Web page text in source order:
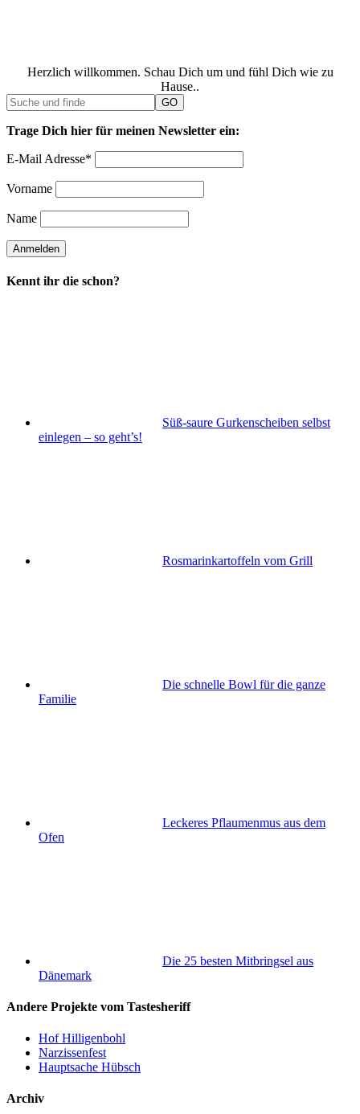
Herzlich willkommen. Schau Dich um und fühl Dich wie zu
Hause..
Trage Dich hier für meinen Newsletter ein:
E-Mail Adresse*
Vorname
Name
Kennt ihr die schon?
Süß-saure Gurkenscheiben selbst
einlegen – so geht’s!
Rosmarinkartoffeln vom Grill
Die schnelle Bowl für die ganze
Familie
Leckeres Pflaumenmus aus dem
Ofen
Die 25 besten Mitbringsel aus
Dänemark
Andere Projekte vom Tastesheriff
Hof Hilligenbohl
Narzissenfest
Hauptsache Hübsch
Archiv